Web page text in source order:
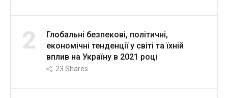
2
Глобальні безпекові, політичні,
економічні тенденції у світі та їхній
вплив на Україну в 2021 році
23 Shares